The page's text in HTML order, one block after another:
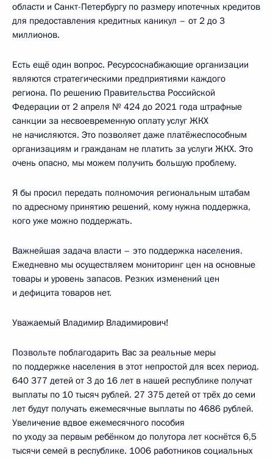
области и Санкт-Петербургу по размеру ипотечных кредитов
для предоставления кредитных каникул – от 2 до 3
миллионов.
Есть ещё один вопрос. Ресурсоснабжающие организации
являются стратегическими предприятиями каждого
региона. По решению Правительства Российской
Федерации от 2 апреля № 424 до 2021 года штрафные
санкции за несвоевременную оплату услуг ЖКХ
не начисляются. Это позволяет даже платёжеспособным
организациям и гражданам не платить за услуги ЖКХ. Это
очень опасно, мы можем получить большую проблему.
Я бы просил передать полномочия региональным штабам
по адресному принятию решений, кому нужна поддержка,
кого уже можно поддержать.
Важнейшая задача власти – это поддержка населения.
Ежедневно мы осуществляем мониторинг цен на основные
товары и уровень запасов. Резких изменений цен
и дефицита товаров нет.
Уважаемый Владимир Владимирович!
Позвольте поблагодарить Вас за реальные меры
по поддержке населения в этот непростой для всех период.
640 377 детей от 3 до 16 лет в нашей республике получат
выплаты по 10 тысяч рублей. 27 375 детей от трёх до семи
лет будут получать ежемесячные выплаты по 4686 рублей.
Увеличение вдвое ежемесячного пособия
по уходу за первым ребёнком до полутора лет коснётся 6,5
тысячи семей в республике. 1006 работников социальных